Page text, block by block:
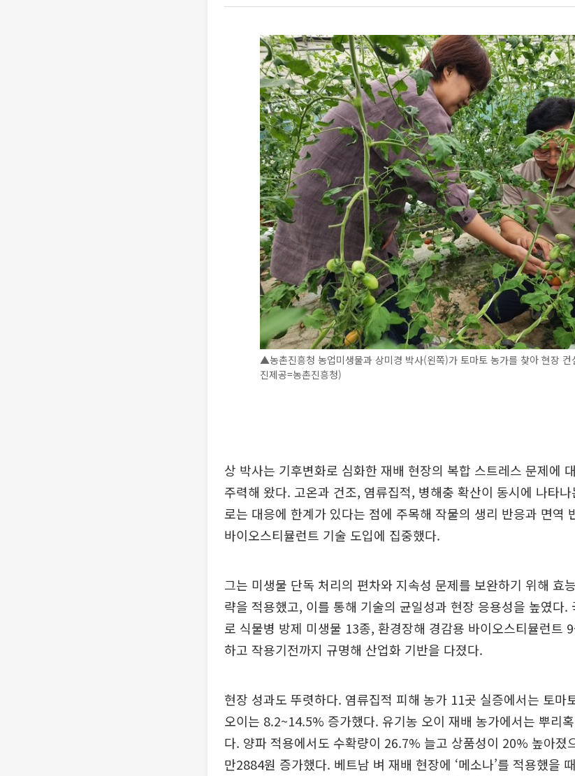
▲농촌진흥청 농업미생물과 상미경 박사(왼쪽)가 토마토 농가를 찾아 현장
진제공=농촌진흥청)
상 박사는 기후변화로 심화한 재배 현장의 복합 스트레스 문제에
주력해 왔다. 고온과 건조, 염류집적, 병해충 확산이 동시에 나타
로는 대응에 한계가 있다는 점에 주목해 작물의 생리 반응과 면역
바이오스티뮬런트 기술 도입에 집중했다.
그는 미생물 단독 처리의 편차와 지속성 문제를 보완하기 위해 효
략을 적용했고, 이를 통해 기술의 균일성과 현장 응용성을 높였다.
로 식물병 방제 미생물 13종, 환경장해 경감용 바이오스티뮬런트
하고 작용기전까지 규명해 산업화 기반을 다졌다.
현장 성과도 뚜렷하다. 염류집적 피해 농가 11곳 실증에서는 토마
오이는 8.2~14.5% 증가했다. 유기농 오이 재배 농가에서는 뿌리
다. 양파 적용에서도 수확량이 26.7% 늘고 상품성이 20% 높아졌
만2884원 증가했다. 베트남 벼 재배 현장에 ‘메소나’를 적용했을